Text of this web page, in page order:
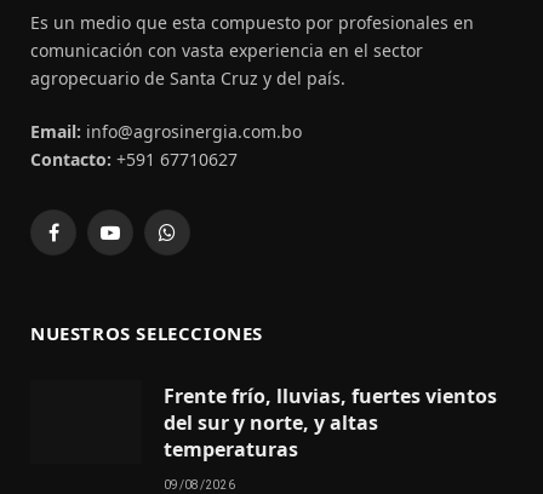
Es un medio que esta compuesto por profesionales en
comunicación con vasta experiencia en el sector
agropecuario de Santa Cruz y del país.
Email: info@agrosinergia.com.bo
Contacto: +591 67710627
FacebookYouTubeWhatsApp
NUESTROS SELECCIONES
Frente frío, lluvias, fuertes vientos
del sur y norte, y altas
temperaturas
09/08/2026